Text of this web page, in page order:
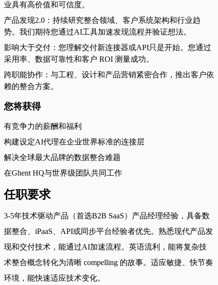
业具有高价值和可信度。
产品发现2.0：持续研究整合领域、客户系统架构和行业趋
势。我们期待您通过AI工具加速发现流程并验证想法。
影响大于交付：您理解交付新连接器或API只是开始。您通过
采用率、数据可靠性和客户 ROI 测量成功。
跨职能协作：与工程、设计和产品营销紧密合作，推出客户依
赖的整合方案。
您将获得
有竞争力的薪酬和福利
构建设定AI代理在企业世界标准的连接层
解决全球最大品牌的数据整合难题
在Ghent HQ与世界级团队共同工作
任职要求
3-5年技术驱动产品（首选B2B SaaS）产品经理经验，具备数
据整合、iPaaS、API或同步平台经验者优先。熟悉现代产品发
现和交付技术，能通过AI加速流程。英语流利，能将复杂技
术整合概念转化为清晰 compelling 的故事。适应敏捷、快节奏
环境，能快速适应技术变化。